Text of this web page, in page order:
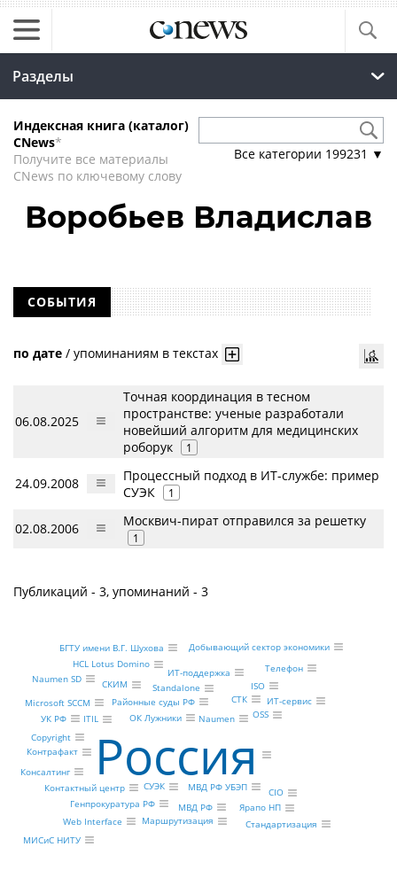
Разделы
Индексная книга (каталог)
CNews*
Получите все материалы
CNews по ключевому слову
Все категории 199231 ▼
Воробьев Владислав
СОБЫТИЯ
по дате / упоминаниям в текстах
06.08.2025
Точная координация в тесном
пространстве: ученые разработали
новейший алгоритм для медицинских
роборук
1
24.09.2008
Процессный подход в ИТ-службе: пример
СУЭК
1
02.08.2006 Москвич-пират отправился за решетку
1
Публикаций - 3, упоминаний - 3
Россия
Naumen
ОК Лужники
СТК
СУЭК МВД РФ УБЭП
Районные суды РФ
Генпрокуратура РФ МВД РФ Ярапо НП
ISO
Standalone
СКИМ
OSS
Контактный центр
Web Interface
ITIL
Телефон
Маршрутизация Стандартизация
ИТ-поддержка
HCL Lotus Domino
Microsoft SCCM
Naumen SD
ИТ-сервис
Copyright
Контрафакт
Консалтинг
Добывающий сектор экономики
CIO
УК РФ
БГТУ имени В.Г. Шухова
МИСиС НИТУ